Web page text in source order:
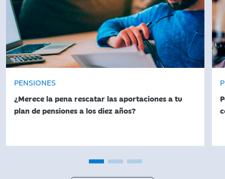
PENSIONES
¿Merece la pena rescatar las aportaciones a tu
plan de pensiones a los diez años?